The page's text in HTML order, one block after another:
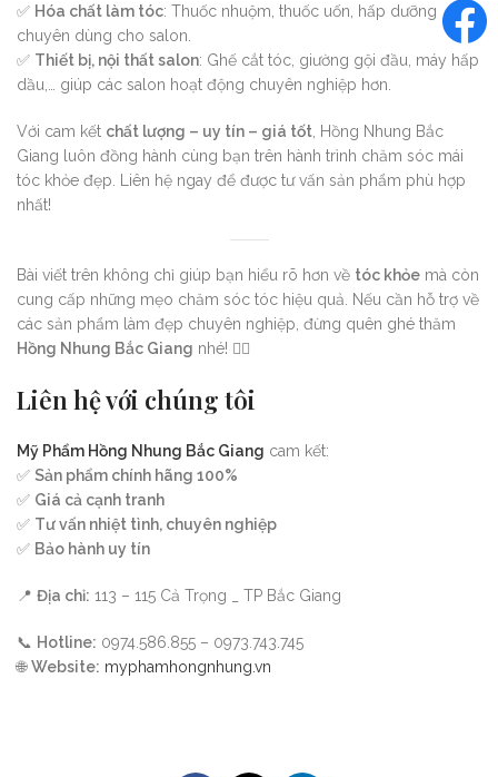
✅ Hóa chất làm tóc: Thuốc nhuộm, thuốc uốn, hấp dưỡng
chuyên dùng cho salon.
✅ Thiết bị, nội thất salon: Ghế cắt tóc, giường gội đầu, máy hấp
dầu,… giúp các salon hoạt động chuyên nghiệp hơn.
Với cam kết chất lượng – uy tín – giá tốt , Hồng Nhung Bắc
Giang luôn đồng hành cùng bạn trên hành trình chăm sóc mái
tóc khỏe đẹp. Liên hệ ngay để được tư vấn sản phẩm phù hợp
nhất!
Bài viết trên không chỉ giúp bạn hiểu rõ hơn về tóc khỏe mà còn
cung cấp những mẹo chăm sóc tóc hiệu quả. Nếu cần hỗ trợ về
các sản phẩm làm đẹp chuyên nghiệp, đừng quên ghé thăm
Hồng Nhung Bắc Giang nhé! 💇‍♀️
Liên hệ với chúng tôi
Mỹ Phẩm Hồng Nhung Bắc Giang cam kết:
✅ Sản phẩm chính hãng 100%
✅ Giá cả cạnh tranh
✅ Tư vấn nhiệt tình, chuyên nghiệp
✅ Bảo hành uy tín
📍 Địa chỉ: 113 – 115 Cả Trọng _ TP Bắc Giang
📞 Hotline: 0974.586.855 – 0973.743.745
🌐Website: myphamhongnhung.vn